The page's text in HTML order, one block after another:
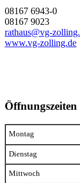
08167 6943-0
08167 9023
rathaus@vg-
www.vg-zolling.de
Montag
Dienstag
Mittwoch